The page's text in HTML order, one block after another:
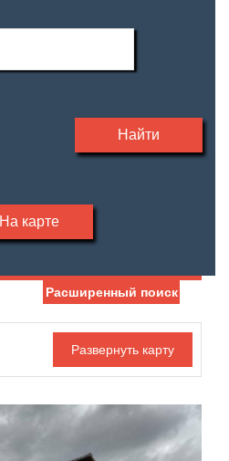
Найти
На карте
Жилая площадь
—
Площадь кухни
Расширенный поиск